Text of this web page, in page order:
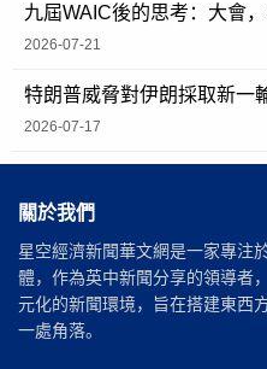
九屆WAIC後的思考：大會
2026-07-21
特朗普威脅對伊朗採取新一
2026-07-17
關於我們
星空經濟新聞華文網是一家專注
體，作為英中新聞分享的領導者
元化的新聞環境，旨在搭建東西
一處角落。